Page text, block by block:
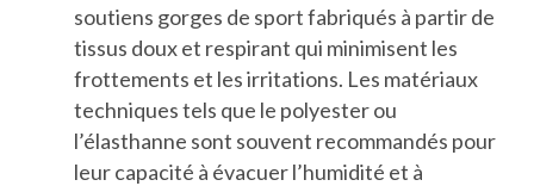
soutiens gorges de sport fabriqués à partir de
tissus doux et respirant qui minimisent les
frottements et les irritations. Les matériaux
techniques tels que le polyester ou
l’élasthanne sont souvent recommandés pour
leur capacité à évacuer l’humidité et à